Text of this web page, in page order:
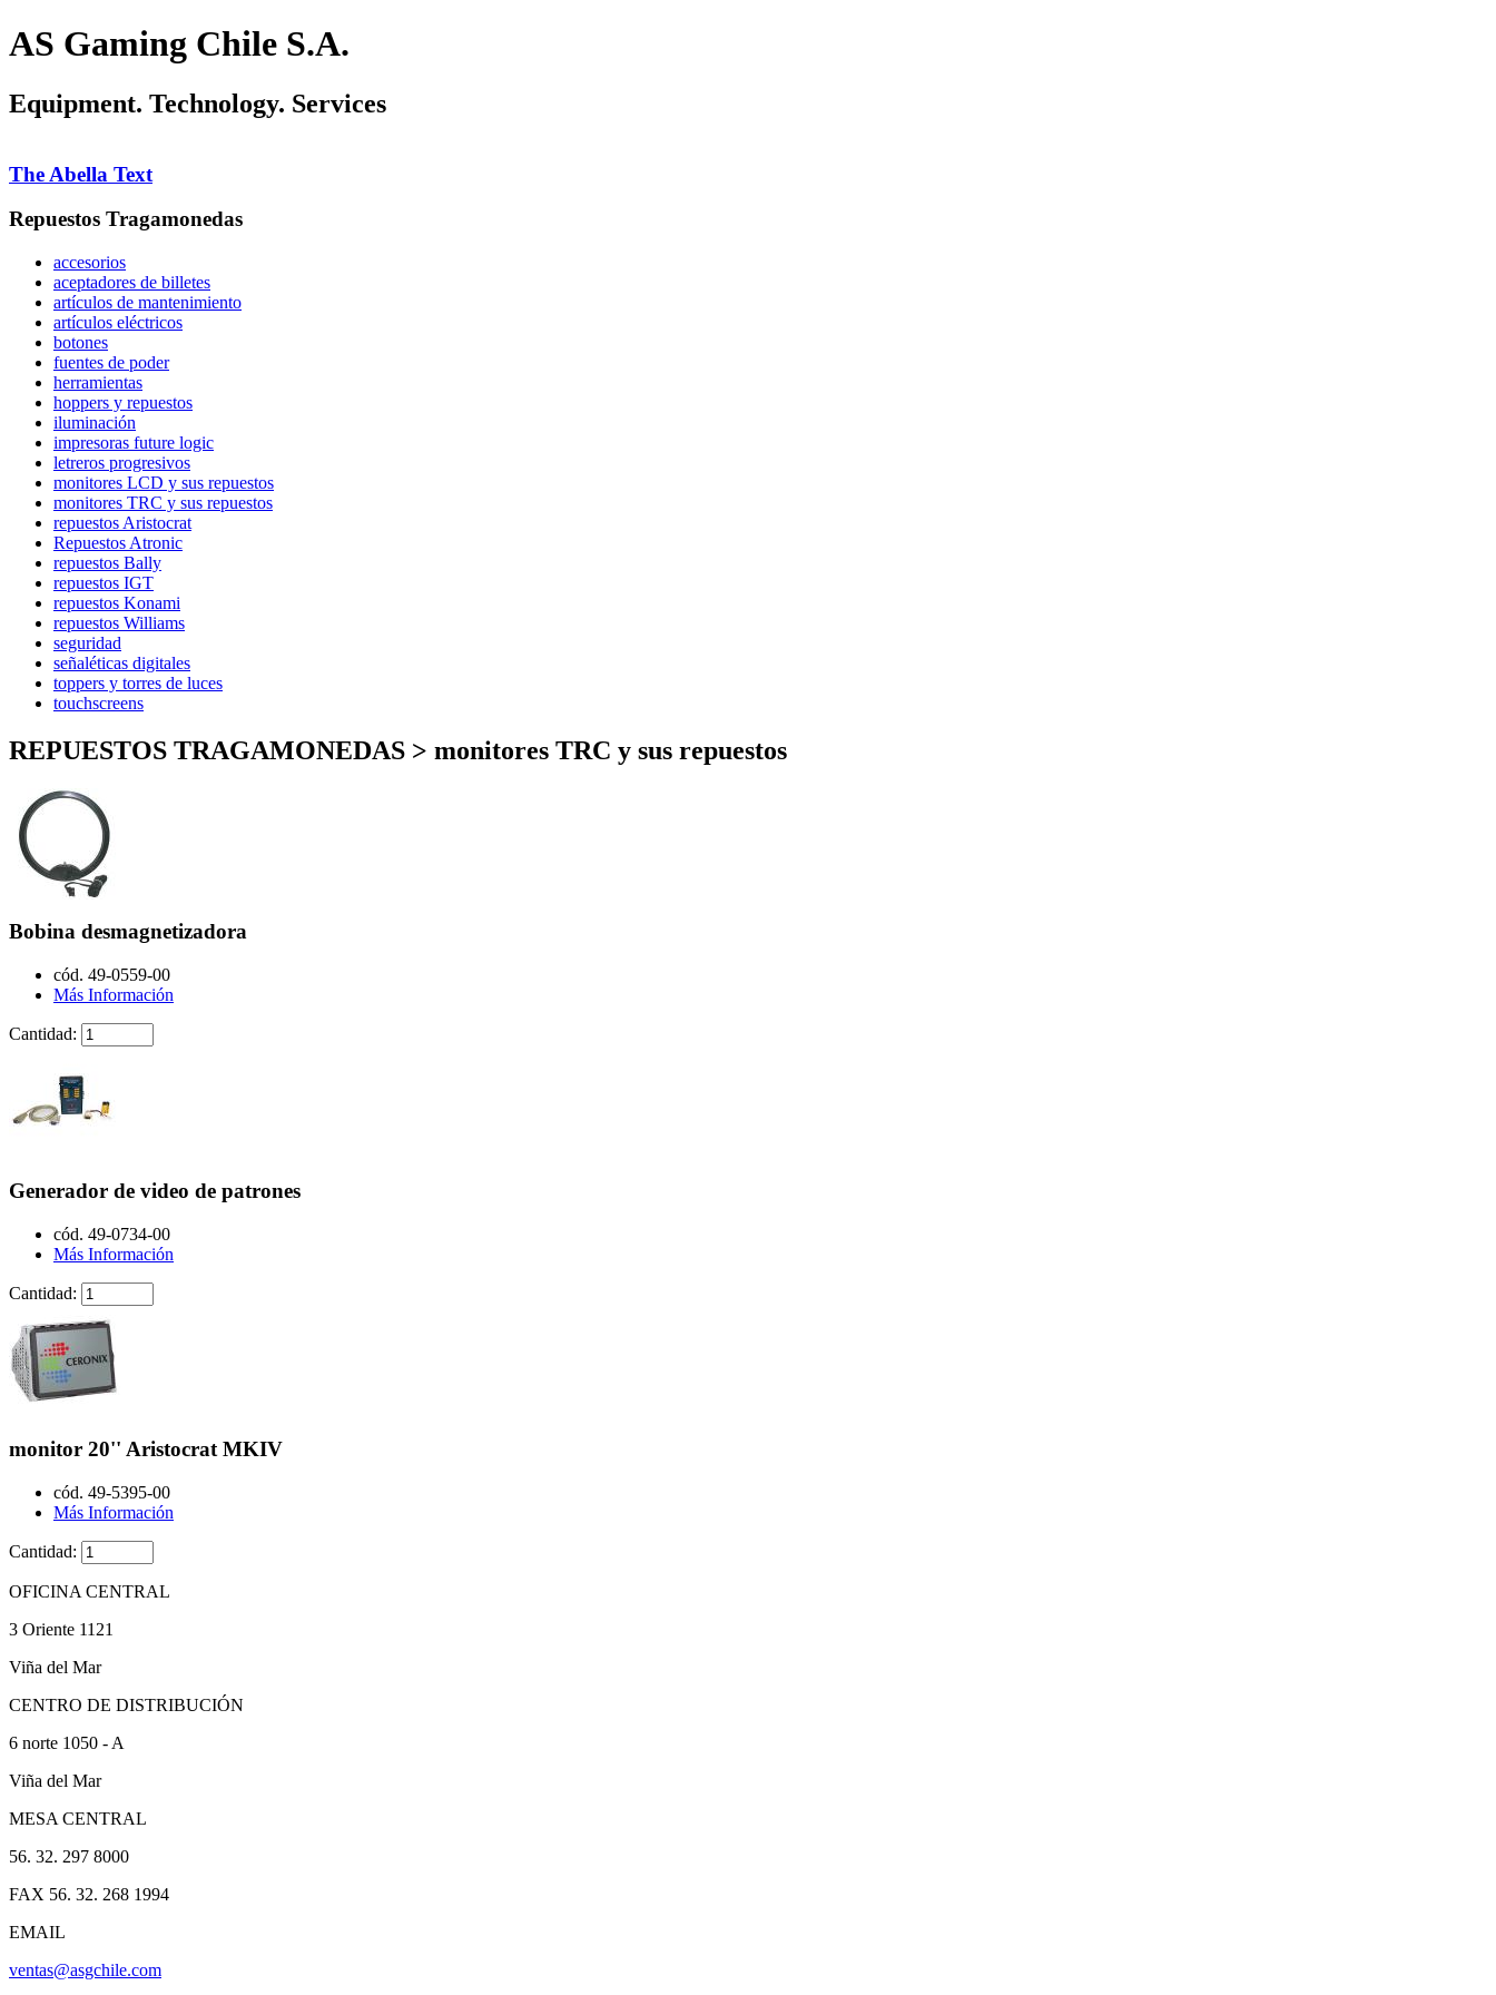
AS Gaming Chile S.A.
Equipment. Technology. Services
The Abella Text
Repuestos Tragamonedas
accesorios
aceptadores de billetes
artículos de mantenimiento
artículos eléctricos
botones
fuentes de poder
herramientas
hoppers y repuestos
iluminación
impresoras future logic
letreros progresivos
monitores LCD y sus repuestos
monitores TRC y sus repuestos
repuestos Aristocrat
Repuestos Atronic
repuestos Bally
repuestos IGT
repuestos Konami
repuestos Williams
seguridad
señaléticas digitales
toppers y torres de luces
touchscreens
REPUESTOS TRAGAMONEDAS > monitores TRC y sus repuestos
Bobina desmagnetizadora
cód. 49-0559-00
Más Información
Cantidad:
Generador de video de patrones
cód. 49-0734-00
Más Información
Cantidad:
monitor 20'' Aristocrat MKIV
cód. 49-5395-00
Más Información
Cantidad:
OFICINA CENTRAL
3 Oriente 1121
Viña del Mar
CENTRO DE DISTRIBUCIÓN
6 norte 1050 - A
Viña del Mar
MESA CENTRAL
56. 32. 297 8000
FAX 56. 32. 268 1994
EMAIL
ventas@asgchile.com